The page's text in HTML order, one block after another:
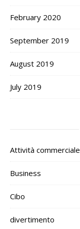
February 2020
September 2019
August 2019
July 2019
Attività commerciale
Business
Cibo
divertimento